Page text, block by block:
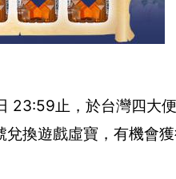
止，於台灣四大
換遊戲虛寶，有機會